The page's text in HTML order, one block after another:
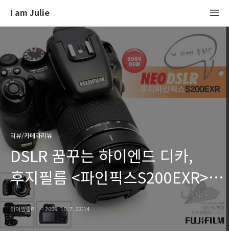
I am Julie
리뷰/카메라리뷰
DSLR 꿈꾸는 하이엔드 디카,
후지필름 <파인픽스S200EXR>
파헤치기
아이엠줄리 2009. 10. 7. 22:14